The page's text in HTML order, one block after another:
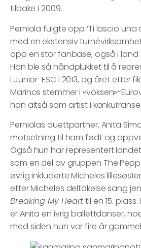
tilbake i 2009.
Perniola fulgte opp ‘Ti lascio una
med en ekstensiv
opp en stor fanbase, også i land
Han ble så håndplukket til å
i Junior-ESC i 2013, og året etter
Marinos stemmer i «voksen»-
han altså som artist i
Perniolas duettpartner, Anita
motsetning til ham født og
Også hun har representert
som en del av gruppen The
øvrig inkluderte Micheles
etter Micheles deltakelse sang
Breaking My Hearttil en 15.
er Anita en ivrig ballettdanser,
med siden hun var fire år